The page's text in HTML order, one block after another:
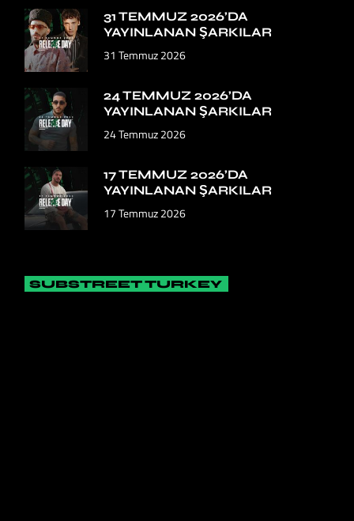
31 TEMMUZ 2026’DA
YAYINLANAN ŞARKILAR
31 Temmuz 2026
24 TEMMUZ 2026’DA
YAYINLANAN ŞARKILAR
24 Temmuz 2026
17 TEMMUZ 2026’DA
YAYINLANAN ŞARKILAR
17 Temmuz 2026
SUBSTREET TURKEY